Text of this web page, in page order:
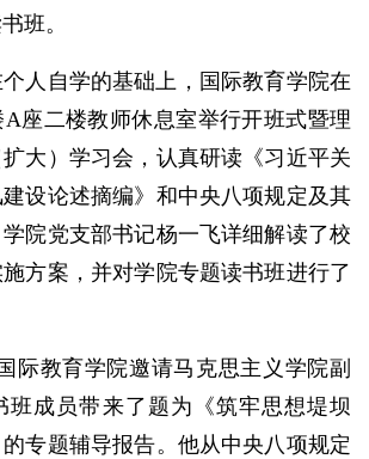
班。
人自学的基础上，国际教育学院在
座二楼教师休息室举行开班式暨理
大）学习会，认真研读《习近平关
设论述摘编》和中央八项规定及其
院党支部书记杨一飞详细解读了校
方案，并对学院专题读书班进行了
际教育学院邀请马克思主义学院副
班成员带来了题为《筑牢思想堤坝
专题辅导报告。他从中央八项规定